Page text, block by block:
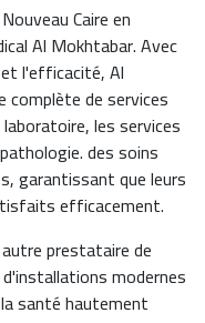
Caire en
Al Mokhtabar. Avec
l'efficacité, Al
de services
les services
des soins
garantissant que leurs
efficacement.
prestataire de
modernes
santé hautement